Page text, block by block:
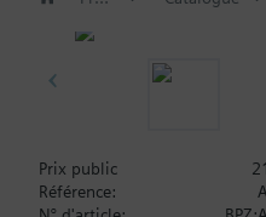
Prix public
Référence: